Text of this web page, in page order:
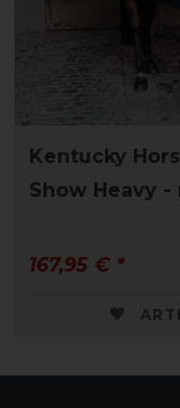
Kentucky
Show Heavy -
167,95 € *